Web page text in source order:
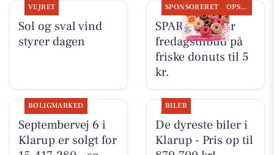
VEJRET
Sol og sval vind
styrer dagen
SPONSORERET OPSLAGSTAVLEN
SPAR Visse har
fredagstilbud på
friske donuts til 5
kr.
BOLIGMARKED
Septembervej 6 i
Klarup er solgt for
BILER
De dyreste biler i
Klarup - Pris op til